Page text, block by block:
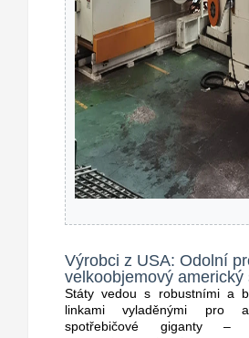
Výrobci z USA: Odolní
velkoobjemový americký
Státy vedou s robustními a
linkami vyladěnými pro
spotřebičové giganty –